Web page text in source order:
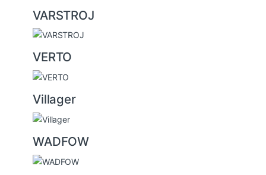
VARSTROJ
VERTO
Villager
WADFOW